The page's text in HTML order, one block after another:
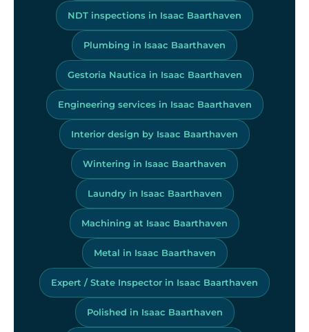
NDT inspections in Isaac Baarthaven
Plumbing in Isaac Baarthaven
Gestoria Nautica in Isaac Baarthaven
Engineering services in Isaac Baarthaven
Interior design by Isaac Baarthaven
Wintering in Isaac Baarthaven
Laundry in Isaac Baarthaven
Machining at Isaac Baarthaven
Metal in Isaac Baarthaven
Expert / State Inspector in Isaac Baarthaven
Polished in Isaac Baarthaven